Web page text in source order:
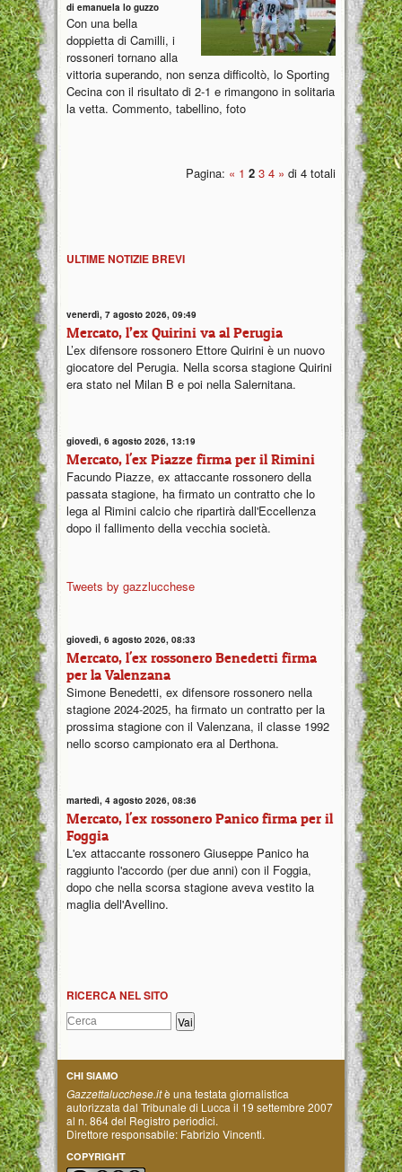
di emanuela lo guzzo
Con una bella
doppietta di Camilli, i
rossoneri tornano alla
vittoria superando, non senza difficoltò, lo Sporting
Cecina con il risultato di 2-1 e rimangono in solitaria
la vetta. Commento, tabellino, foto
Pagina: « 1 2 3 4 » di 4 totali
ULTIME NOTIZIE BREVI
venerdì, 7 agosto 2026, 09:49
Mercato, l’ex Quirini va al Perugia
L’ex difensore rossonero Ettore Quirini è un nuovo
giocatore del Perugia. Nella scorsa stagione Quirini
era stato nel Milan B e poi nella Salernitana.
giovedì, 6 agosto 2026, 13:19
Mercato, l'ex Piazze firma per il Rimini
Facundo Piazze, ex attaccante rossonero della
passata stagione, ha firmato un contratto che lo
lega al Rimini calcio che ripartirà dall'Eccellenza
dopo il fallimento della vecchia società.
Tweets by gazzlucchese
giovedì, 6 agosto 2026, 08:33
Mercato, l'ex rossonero Benedetti firma
per la Valenzana
Simone Benedetti, ex difensore rossonero nella
stagione 2024-2025, ha firmato un contratto per la
prossima stagione con il Valenzana, il classe 1992
nello scorso campionato era al Derthona.
martedì, 4 agosto 2026, 08:36
Mercato, l'ex rossonero Panico firma per il
Foggia
L'ex attaccante rossonero Giuseppe Panico ha
raggiunto l'accordo (per due anni) con il Foggia,
dopo che nella scorsa stagione aveva vestito la
maglia dell'Avellino.
RICERCA NEL SITO
CHI SIAMO
Gazzettalucchese.itè una testata giornalistica
autorizzata dal Tribunale di Lucca il 19 settembre 2007
al n. 864 del Registro periodici.
Direttore responsabile: Fabrizio Vincenti.
COPYRIGHT